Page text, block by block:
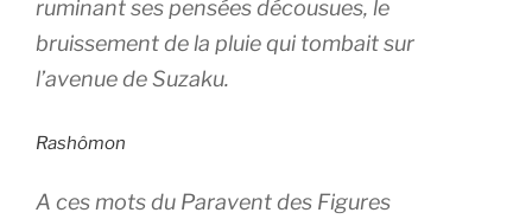
ruminant ses pensées décousues, le
bruissement de la pluie qui tombait sur
l’avenue de Suzaku.
Rashômon
A ces mots du Paravent des Figures